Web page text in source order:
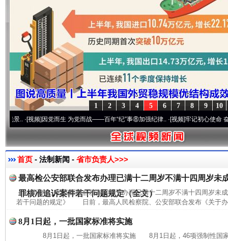
10
9
8
7
6
5
4
3
2
1
·[视频]因党而生 为党而战——百年“纪”事⑧加强纪律..·[视频]牢记初心使命 奋进复兴
首页 - 法制新闻 - 省市负责人>>>
最高检公安部联合发布办理已满十二周岁不满十四周岁未
罪核准追诉案件若干问题规定（全文）
最高检、公安部联合发布《关于办理已满十二周岁不满十四周岁未
若干问题的规定》 日前，最高人民检察院、公安部联合发布《关于
8月1日起，一批国家标准将实施
8月1日起，一批国家标准将实施 8月1日起，46项强制性国家